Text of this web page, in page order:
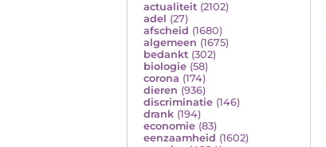
actualiteit (2102)
adel (27)
afscheid (1680)
algemeen (1675)
bedankt (302)
biologie (58)
corona (174)
dieren (936)
discriminatie (146)
drank (194)
economie (83)
eenzaamheid (1602)